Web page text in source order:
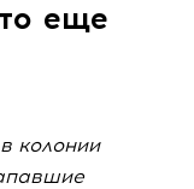
еще
колонии